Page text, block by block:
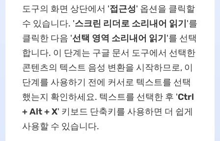
도구의 화면 상단에서 '접근성' 옵션을 클릭할
수 있습니다. '스크린 리더로 소리내어 읽기 '를
클릭한 다음 '선택 영역 소리내어 읽기 '를 선택
합니다. 이 단계는 구글 문서 도구에서 선택한
콘텐츠의 텍스트 음성 변환을 시작하므로, 이
단계를 사용하기 전에 커서로 텍스트를 선택
했는지 확인하세요. 텍스트를 선택한 후 'Ctrl
+ Alt + X' 키보드 단축키를 사용하면 더 쉽게
사용할 수 있습니다.